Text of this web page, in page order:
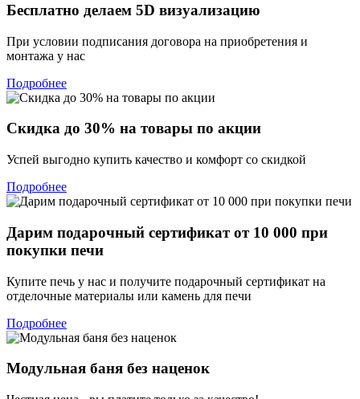
Бесплатно делаем 5D визуализацию
При условии подписания договора на приобретения и
монтажа у нас
Подробнее
Скидка до 30% на товары по акции
Успей выгодно купить качество и комфорт со скидкой
Подробнее
Дарим подарочный сертификат от 10 000 при
покупки печи
Купите печь у нас и получите подарочный сертификат на
отделочные материалы или камень для печи
Подробнее
Модульная баня без наценок